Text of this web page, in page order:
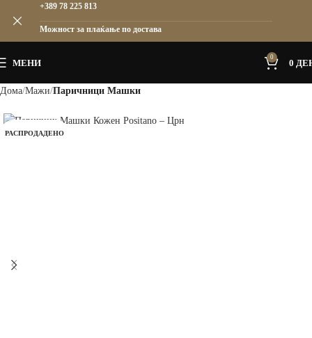
МЕНИ
0
0
Дома Мажи Паричници Машки
РАСПРОДАДЕНО
+389 78 225 813
Можност за плаќање по достава